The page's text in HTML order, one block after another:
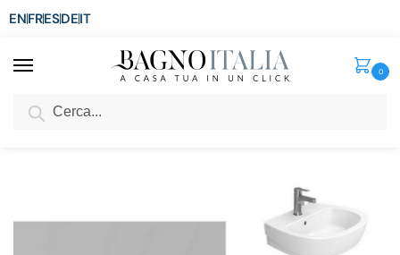
ENFRESDEIT
0
SCONTO del 3%